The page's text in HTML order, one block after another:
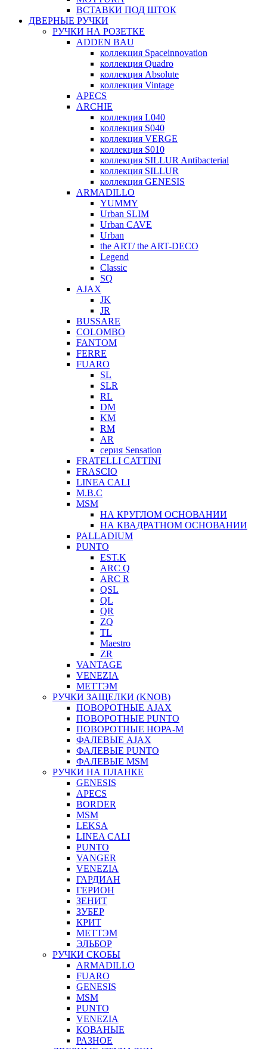
ВСТАВКИ ПОД ШТОК
ДВЕРНЫЕ РУЧКИ
РУЧКИ НА РОЗЕТКЕ
ADDEN BAU
коллекция Spaceinnovation
коллекция Quadro
коллекция Absolute
коллекция Vintage
APECS
ARCHIE
коллекция L040
коллекция S040
коллекция VERGE
коллекция S010
коллекция SILLUR Antibacterial
коллекция SILLUR
коллекция GENESIS
ARMADILLO
YUMMY
Urban SLIM
Urban CAVE
Urban
the ART/ the ART-DECO
Legend
Classic
SQ
AJAX
JK
JR
BUSSARE
COLOMBO
FANTOM
FERRE
FUARO
SL
SLR
RL
DM
KM
RM
AR
серия Sensation
FRATELLI CATTINI
FRASCIO
LINEA CALI
M.B.C
MSM
НА КРУГЛОМ ОСНОВАНИИ
НА КВАДРАТНОМ ОСНОВАНИИ
PALLADIUM
PUNTO
EST.K
ARC Q
ARC R
QSL
QL
QR
ZQ
TL
Maestro
ZR
VANTAGE
VENEZIA
МЕТТЭМ
РУЧКИ ЗАЩЕЛКИ (KNOB)
ПОВОРОТНЫЕ AJAX
ПОВОРОТНЫЕ PUNTO
ПОВОРОТНЫЕ НОРА-М
ФАЛЕВЫЕ AJAX
ФАЛЕВЫЕ PUNTO
ФАЛЕВЫЕ MSM
РУЧКИ НА ПЛАНКЕ
GENESIS
APECS
BORDER
MSM
LEKSA
LINEA CALI
PUNTO
VANGER
VENEZIA
ГАРДИАН
ГЕРИОН
ЗЕНИТ
ЗУБЕР
КРИТ
МЕТТЭМ
ЭЛЬБОР
РУЧКИ СКОБЫ
ARMADILLO
FUARO
GENESIS
MSM
PUNTO
VENEZIA
КОВАНЫЕ
РАЗНОЕ